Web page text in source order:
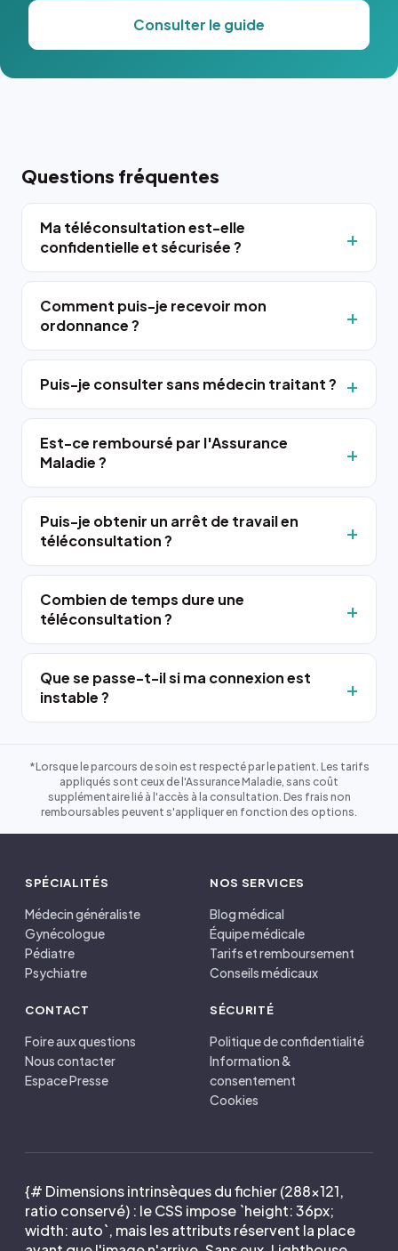
Consulter le guide
Questions fréquentes
Ma téléconsultation est-elle
confidentielle et sécurisée ?
Comment puis-je recevoir mon
ordonnance ?
Puis-je consulter sans médecin traitant ?
Est-ce remboursé par l'Assurance
Maladie ?
Puis-je obtenir un arrêt de travail en
téléconsultation ?
Combien de temps dure une
téléconsultation ?
Que se passe-t-il si ma connexion est
instable ?
*Lorsque le parcours de soin est respecté par le patient. Les tarifs
appliqués sont ceux de l'Assurance Maladie, sans coût
supplémentaire lié à l'accès à la consultation. Des frais non
remboursables peuvent s'appliquer en fonction des options.
SPÉCIALITÉS
Médecin généraliste
Gynécologue
Pédiatre
Psychiatre
NOS SERVICES
Blog médical
Équipe médicale
Tarifs et remboursement
Conseils médicaux
CONTACT
Foire aux questions
Nous contacter
Espace Presse
SÉCURITÉ
Politique de confidentialité
Information &
consentement
Cookies
{# Dimensions intrinsèques du fichier (288×121,
ratio conservé) : le CSS impose `height: 36px;
width: auto`, mais les attributs réservent la place